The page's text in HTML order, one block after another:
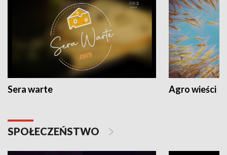
Sera warte Agro wieści
SPOŁECZEŃSTWO